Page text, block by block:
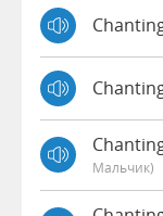
Мальчик)